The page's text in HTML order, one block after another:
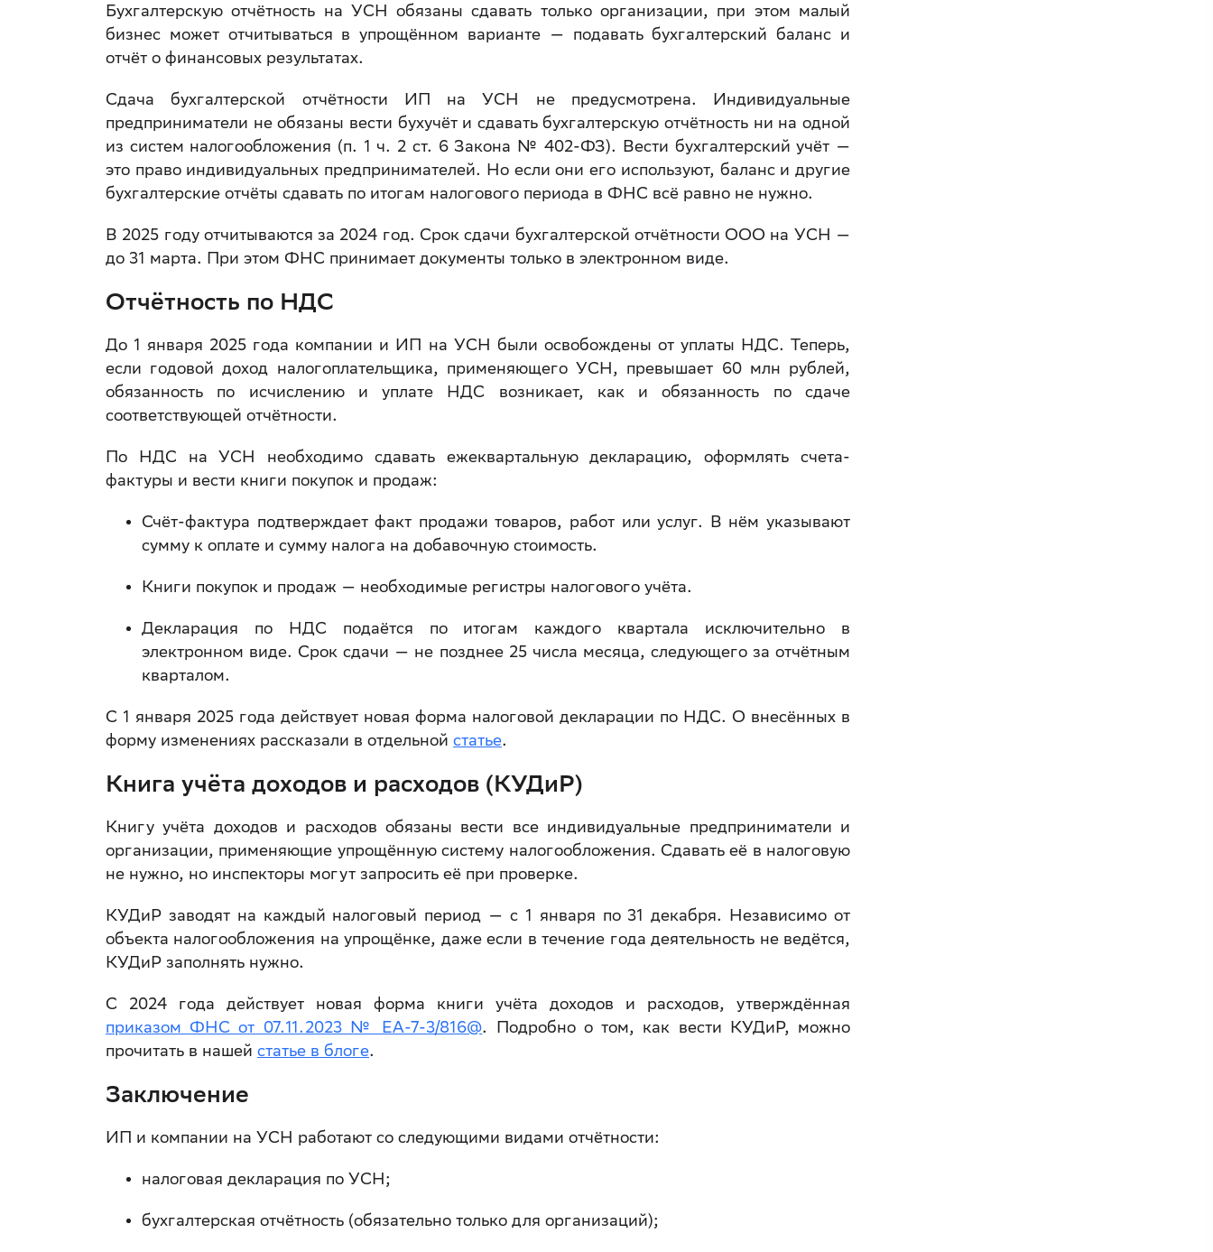
Бухгалтерскую отчётность на УСН обязаны сдавать только организации, при этом малый
бизнес может отчитываться в упрощённом варианте — подавать бухгалтерский баланс и
отчёт о финансовых результатах.
Сдача бухгалтерской отчётности ИП на УСН не предусмотрена. Индивидуальные
предприниматели не обязаны вести бухучёт и сдавать бухгалтерскую отчётность ни на одной
из систем налогообложения (п. 1 ч. 2 ст. 6 Закона № 402-ФЗ). Вести бухгалтерский учёт —
это право индивидуальных предпринимателей. Но если они его используют, баланс и другие
бухгалтерские отчёты сдавать по итогам налогового периода в ФНС всё равно не нужно.
В 2025 году отчитываются за 2024 год. Срок сдачи бухгалтерской отчётности ООО на УСН —
до 31 марта. При этом ФНС принимает документы только в электронном виде.
Отчётность по НДС
До 1 января 2025 года компании и ИП на УСН были освобождены от уплаты НДС. Теперь,
если годовой доход налогоплательщика, применяющего УСН, превышает 60 млн рублей,
обязанность по исчислению и уплате НДС возникает, как и обязанность по сдаче
соответствующей отчётности.
По НДС на УСН необходимо сдавать ежеквартальную декларацию, оформлять счета-
фактуры и вести книги покупок и продаж:
Счёт-фактура подтверждает факт продажи товаров, работ или услуг. В нём указывают
сумму к оплате и сумму налога на добавочную стоимость.
Книги покупок и продаж — необходимые регистры налогового учёта.
Декларация по НДС подаётся по итогам каждого квартала исключительно в
электронном виде. Срок сдачи — не позднее 25 числа месяца, следующего за отчётным
кварталом.
С 1 января 2025 года действует новая форма налоговой декларации по НДС. О внесённых в
форму изменениях рассказали в отдельной статье.
Книга учёта доходов и расходов (КУДиР)
Книгу учёта доходов и расходов обязаны вести все индивидуальные предприниматели и
организации, применяющие упрощённую систему налогообложения. Сдавать её в налоговую
не нужно, но инспекторы могут запросить её при проверке.
КУДиР заводят на каждый налоговый период — с 1 января по 31 декабря. Независимо от
объекта налогообложения на упрощёнке, даже если в течение года деятельность не ведётся,
КУДиР заполнять нужно.
С 2024 года действует новая форма книги учёта доходов и расходов, утверждённая
приказом ФНС от 07.11.2023 № ЕА-7-3/816@. Подробно о том, как вести КУДиР, можно
прочитать в нашей статье в блоге.
Заключение
ИП и компании на УСН работают со следующими видами отчётности:
налоговая декларация по УСН;
бухгалтерская отчётность (обязательно только для организаций);